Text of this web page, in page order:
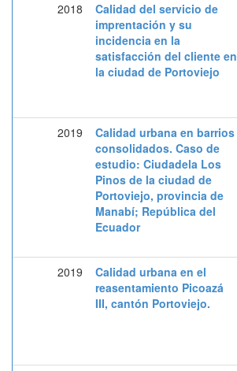
2018
Calidad del servicio de
imprentación y su
incidencia en la
satisfacción del cliente en
la ciudad de Portoviejo
2019
Calidad urbana en barrios
consolidados. Caso de
estudio: Ciudadela Los
Pinos de la ciudad de
Portoviejo, provincia de
Manabí; República del
Ecuador
2019
Calidad urbana en el
reasentamiento Picoazá
III, cantón Portoviejo.